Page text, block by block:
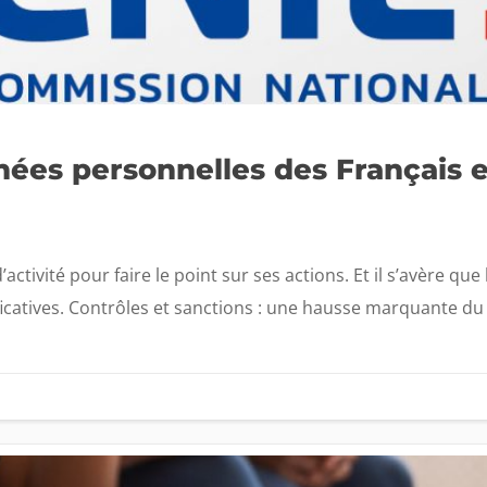
personnelles des Français
pour faire le point sur ses actions. Et il s’avère
Contrôles et sanctions : une hausse marquante